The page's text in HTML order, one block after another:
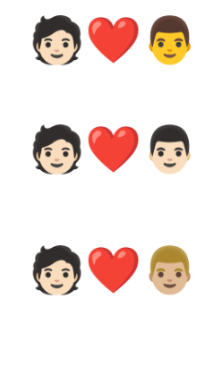
🧑🏻‍❤️‍👨
🧑🏻‍❤️‍👨🏻
🧑🏻‍❤️‍👨🏼